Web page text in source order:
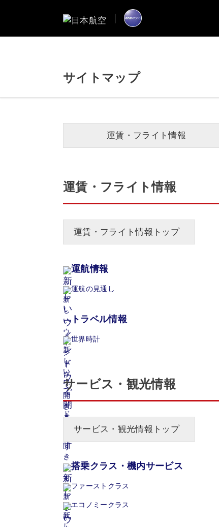
サイトマップ
運賃・フライト情報
運賃・フライト情報
運賃・フライト情報トップ
運航情報
運航の見通し
トラベル情報
世界時計
サービス・観光情報
サービス・観光情報トップ
搭乗クラス・機内サービス
ファーストクラス
エコノミークラス